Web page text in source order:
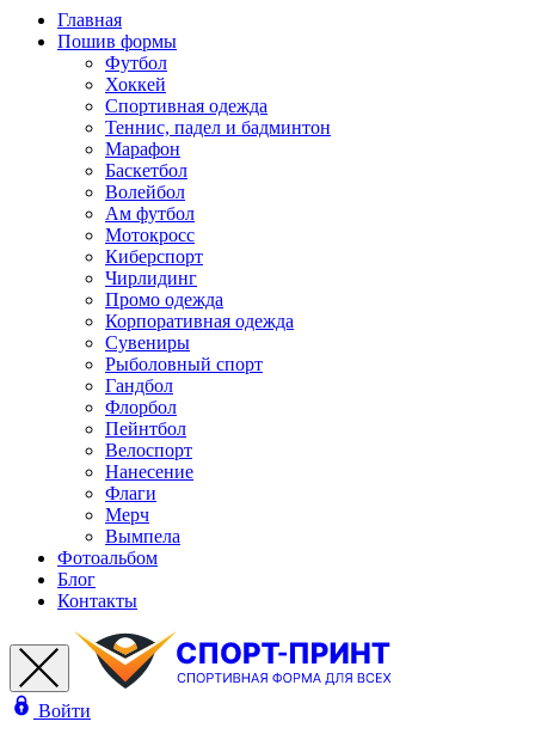
Главная
Пошив формы
Футбол
Хоккей
Спортивная одежда
Теннис, падел и бадминтон
Марафон
Баскетбол
Волейбол
Ам футбол
Мотокросс
Киберспорт
Чирлидинг
Промо одежда
Корпоративная одежда
Сувениры
Рыболовный спорт
Гандбол
Флорбол
Пейнтбол
Велоспорт
Нанесение
Флаги
Мерч
Вымпела
Фотоальбом
Блог
Контакты
Войти